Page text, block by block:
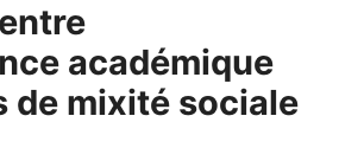
académique
de mixité sociale